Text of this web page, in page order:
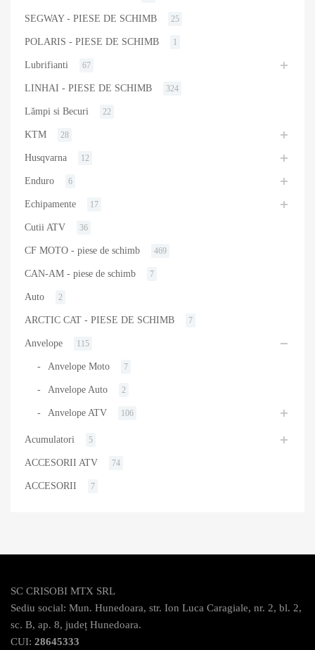
SEGWAY - PIESE DE SCHIMB 25
POLARIS - PIESE DE SCHIMB 1
Lubrifianti 67
LINHAI - PIESE DE SCHIMB 324
Lămpi si Becuri 22
KTM 28
Husqvarna 12
Enduro 6
Echipamente 17
Cutii ATV 36
CF MOTO - piese de schimb 469
CAN-AM - piese de schimb 7
Auto 2
ARCTIC CAT - PIESE DE SCHIMB 7
Anvelope 115
Anvelope Moto 7
Anvelope Auto 2
Anvelope ATV 106
Acumulatori 5
ACCESORII ATV 74
ACCESORII 7
SC CRISOBI MTX SRL
Sediu social: Mun. Hunedoara, str. Ion Luca Caragiale, nr. 2, bl. 2,
sc. B, ap. 8, județ Hunedoara.
CUI: 28645333